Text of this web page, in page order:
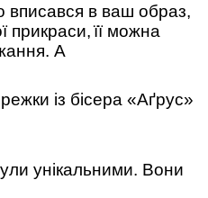
вписався в ваш образ,
прикраси,її можна
А
із бісера «Аґрус»
унікальними. Вони